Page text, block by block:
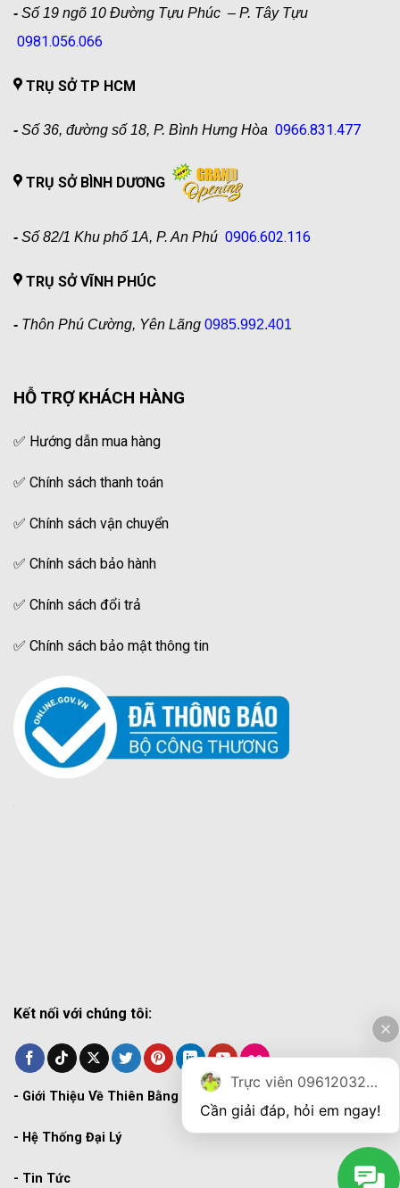
- Số 19 ngõ 10 Đường Tựu Phúc – P. Tây Tựu
0981.056.066
TRỤ SỞ TP HCM
- Số 36, đường số 18, P. Bình Hưng Hòa 0966.831.477
TRỤ SỞ BÌNH DƯƠNG
- Số 82/1 Khu phố 1A, P. An Phú 0906.602.116
TRỤ SỞ VĨNH PHÚC
- Thôn Phú Cường, Yên Lãng 0985.992.401
HỖ TRỢ KHÁCH HÀNG
✅ Hướng dẫn mua hàng
✅ Chính sách thanh toán
✅ Chính sách vận chuyển
✅ Chính sách bảo hành
✅ Chính sách đổi trả
✅ Chính sách bảo mật thông tin
Kết nối với chúng tôi:
- Giới Thiệu Về Thiên Bằng
- Hệ Thống Đại Lý
- Tin Tức
Trực viên 0961203270
Cần giải đáp, hỏi em ngay!